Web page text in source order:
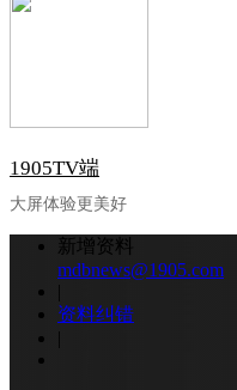
1905TV端
大屏体验更美好
新增资料
mdbnews@1905.com
|
资料纠错
|